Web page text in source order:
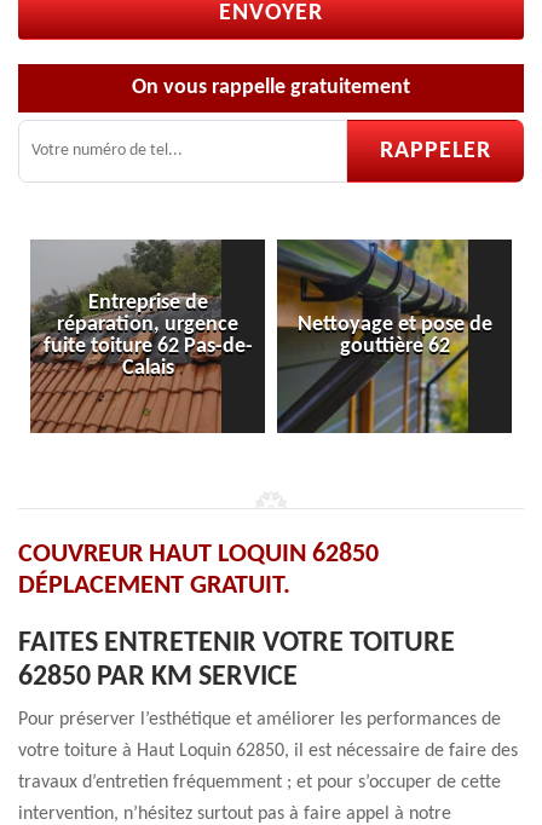
On vous rappelle gratuitement
Nettoyage et pose de
gouttière 62
Pose et réparation de
velux 62
COUVREUR HAUT LOQUIN 62850
DÉPLACEMENT GRATUIT.
FAITES ENTRETENIR VOTRE TOITURE
62850 PAR KM SERVICE
Pour préserver l’esthétique et améliorer les performances de
votre toiture à Haut Loquin 62850, il est nécessaire de faire des
travaux d’entretien fréquemment ; et pour s’occuper de cette
intervention, n’hésitez surtout pas à faire appel à notre